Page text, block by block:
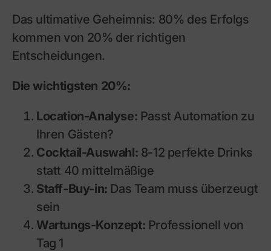
Das ultimative Geheimnis: 80% des Erfolgs
kommen von 20% der richtigen
Entscheidungen.
Die wichtigsten 20%:
Location-Analyse: Passt Automation zu
Ihren Gästen?
Cocktail-Auswahl: 8-12 perfekte Drinks
statt 40 mittelmäßige
Staff-Buy-in: Das Team muss überzeugt
sein
Wartungs-Konzept: Professionell von
Tag 1